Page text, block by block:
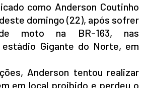
como Anderson Coutinho
domingo (22), após sofrer
moto na BR-163, nas
Gigante do Norte, em
Anderson tentou realizar
em local proibido e perdeu o